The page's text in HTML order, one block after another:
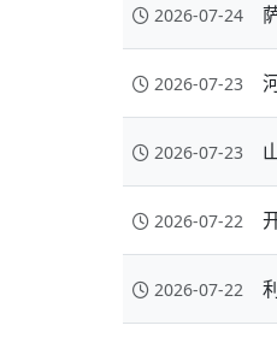
2026-07-24
2026-07-23
2026-07-23
2026-07-22
2026-07-22